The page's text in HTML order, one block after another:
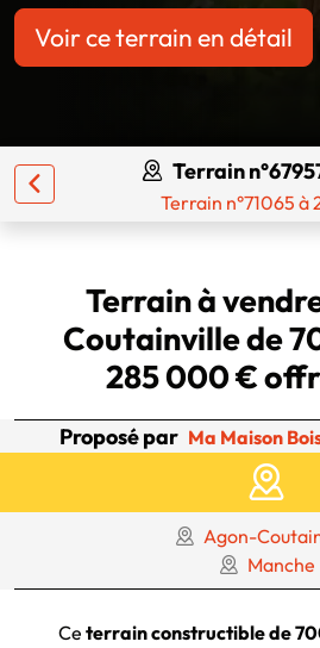
Voir ce terrain en détail
Terrain
Terrain n°71065
Terrain à
Coutainville de
285 000 €
Proposé par Ma Maison
Agon-
Manche
Ce terrain constructible de